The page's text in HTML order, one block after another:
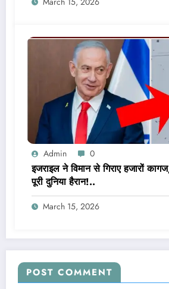
Admin 0
इजराइल ने विमान से गिराए हजारों
पूरी दुनिया हैरान!..
March 15, 2026
POST COMMENT